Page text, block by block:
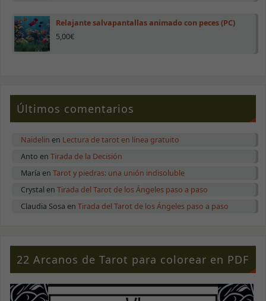
Relajante salvapantallas animado con peces (PC)
5,00€
Últimos comentarios
Naidelin en Lectura de tarot en línea gratuito
Anto enTirada de la Decisión
María enTarot y piedras: una unión indisoluble
Crystal enTirada del Tarot de los Ángeles paso a paso
Claudia Sosa enTirada del Tarot de los Ángeles paso a paso
22 Arcanos de Tarot para colorear en PDF